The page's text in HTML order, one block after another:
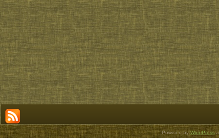
Powered byWordPress